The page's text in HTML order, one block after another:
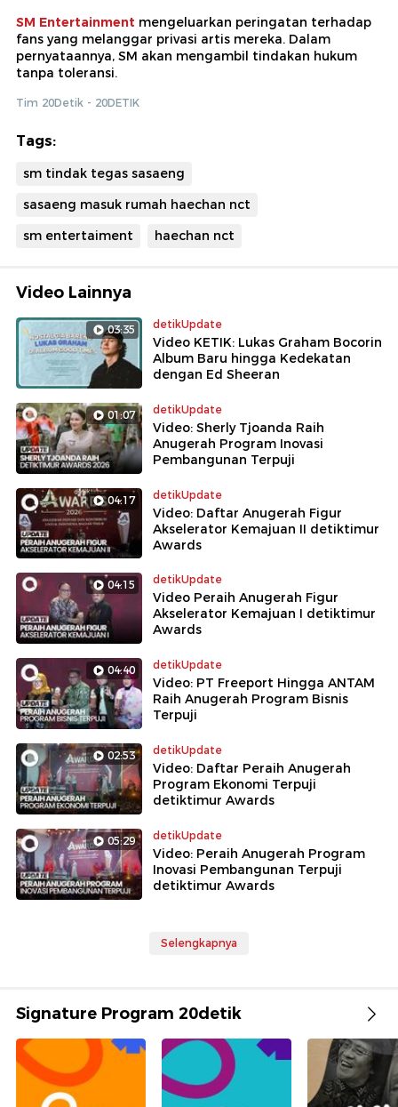
SM Entertainment mengeluarkan peringatan terhadap
fans yang melanggar privasi artis mereka. Dalam
pernyataannya, SM akan mengambil tindakan hukum
tanpa toleransi.
Tim 20Detik - 20DETIK
Tags:
sm tindak tegas sasaeng
sasaeng masuk rumah haechan nct
sm entertaiment
haechan nct
Video Lainnya
03:35 detikUpdate
Video KETIK: Lukas Graham Bocorin
Album Baru hingga Kedekatan
dengan Ed Sheeran
01:07 detikUpdate
Video: Sherly Tjoanda Raih
Anugerah Program Inovasi
Pembangunan Terpuji
04:17 detikUpdate
Video: Daftar Anugerah Figur
Akselerator Kemajuan II detiktimur
Awards
04:15 detikUpdate
Video Peraih Anugerah Figur
Akselerator Kemajuan I detiktimur
Awards
04:40 detikUpdate
Video: PT Freeport Hingga ANTAM
Raih Anugerah Program Bisnis
Terpuji
02:53 detikUpdate
Video: Daftar Peraih Anugerah
Program Ekonomi Terpuji
detiktimur Awards
05:29 detikUpdate
Video: Peraih Anugerah Program
Inovasi Pembangunan Terpuji
detiktimur Awards
Selengkapnya
Signature Program 20detik